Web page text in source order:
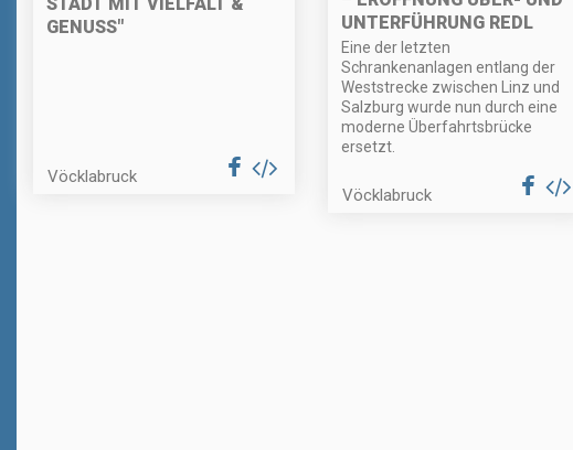
STADT MIT VIELFALT &
GENUSS"
Vöcklabruck
UNTERFÜHRUNG REDL
Eine der letzten
Schrankenanlagen entlang der
Weststrecke zwischen Linz und
Salzburg wurde nun durch eine
moderne Überfahrtsbrücke
ersetzt.
Vöcklabruck